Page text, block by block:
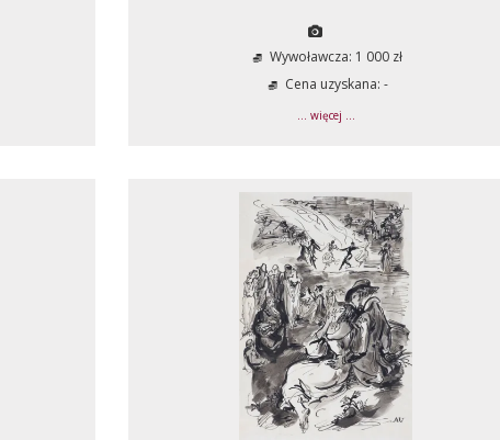
Wywoławcza: 1 000 zł
Cena uzyskana: -
... więcej ...